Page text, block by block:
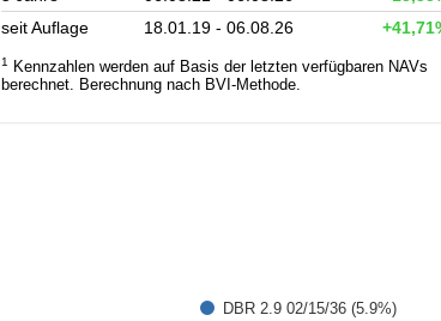
seit Auflage
18.01.19 - 06.08.26
1
Kennzahlen werden auf Basis der letzten verfügbaren NAVs
berechnet. Berechnung nach BVI-Methode.
DBR 2.9 02/15/36 (5.9%)